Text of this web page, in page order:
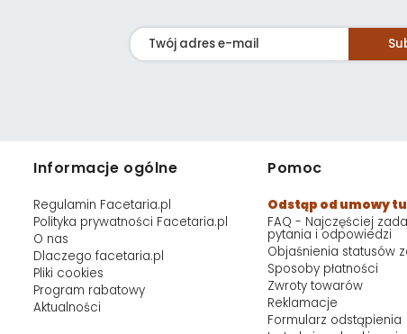
Informacje ogólne
Regulamin Facetaria.pl
Polityka prywatności Facetaria.pl
O nas
Dlaczego facetaria.pl
Pliki cookies
Program rabatowy
Aktualności
Pomoc
Odstąp od umowy
FAQ - Najczęściej
pytania i odpowiedzi
Objaśnienia statusów
Sposoby płatności
Zwroty towarów
Reklamacje
Formularz odstąpienia